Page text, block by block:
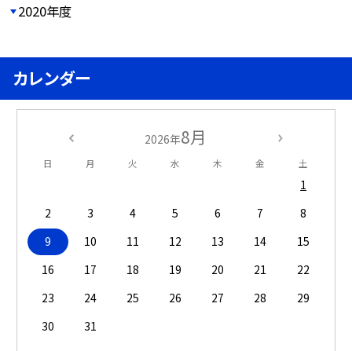
2020年度
カレンダー
2026年8月
日 月 火 水 木 金 土
1
2
3 4 5 6 7
8
9
10 11 12 13 14
15
16
17 18 19 20 21
22
23
24 25 26 27 28
29
30
31